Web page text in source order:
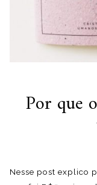
Por que
Nesse post explico